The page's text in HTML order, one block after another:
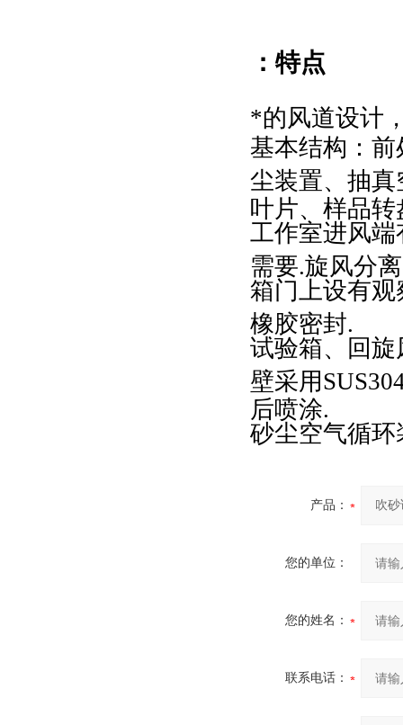
：特点
*的风道设计
基本结构：
尘装置、抽真
叶片、样品
工作室进风
需要.旋风分
箱门上设有
橡胶密封.
试验箱、回
壁采用
后喷涂.
砂尘空气循
产品：
您的单位：
您的姓名：
联系电话：